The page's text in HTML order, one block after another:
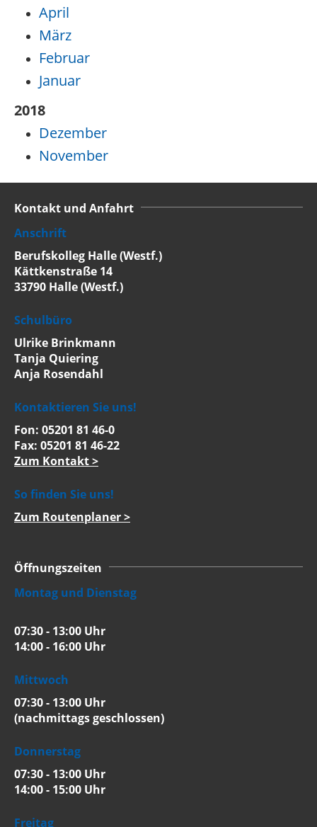
April
März
Februar
Januar
2018
Dezember
November
Kontakt und Anfahrt
Anschrift
Berufskolleg Halle (Westf.)
Kättkenstraße 14
33790 Halle (Westf.)
Schulbüro
Ulrike Brinkmann
Tanja Quiering
Anja Rosendahl
Kontaktieren Sie uns!
Fon: 05201 81 46-0
Fax: 05201 81 46-22
Zum Kontakt >
So finden Sie uns!
Zum Routenplaner >
Öffnungszeiten
Montag und Dienstag
07:30 - 13:00 Uhr
14:00 - 16:00 Uhr
Mittwoch
07:30 - 13:00 Uhr
(nachmittags geschlossen)
Donnerstag
07:30 - 13:00 Uhr
14:00 - 15:00 Uhr
Freitag